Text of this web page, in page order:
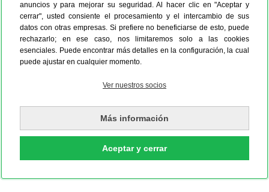
anuncios y para mejorar su seguridad. Al hacer clic en "Aceptar y
cerrar", usted consiente el procesamiento y el intercambio de sus
datos con otras empresas. Si prefiere no beneficiarse de esto, puede
rechazarlo; en ese caso, nos limitaremos solo a las cookies
esenciales. Puede encontrar más detalles en la configuración, la cual
puede ajustar en cualquier momento.
Ver nuestros socios
Más información
Aceptar y cerrar